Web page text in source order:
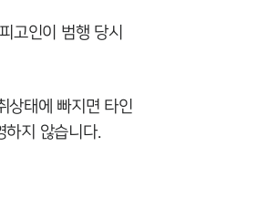
고인이 범행 당시
상태에 빠지면 타인
하지 않습니다.